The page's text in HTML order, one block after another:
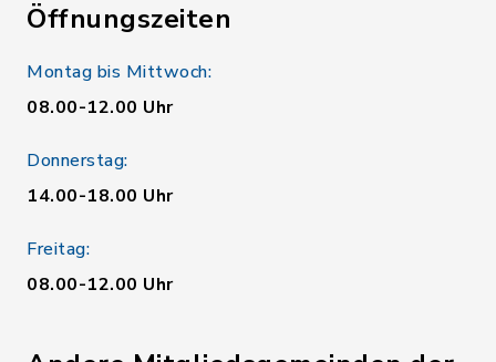
Öffnungszeiten
Montag bis Mittwoch:
08.00-12.00 Uhr
Donnerstag:
14.00-18.00 Uhr
Freitag:
08.00-12.00 Uhr